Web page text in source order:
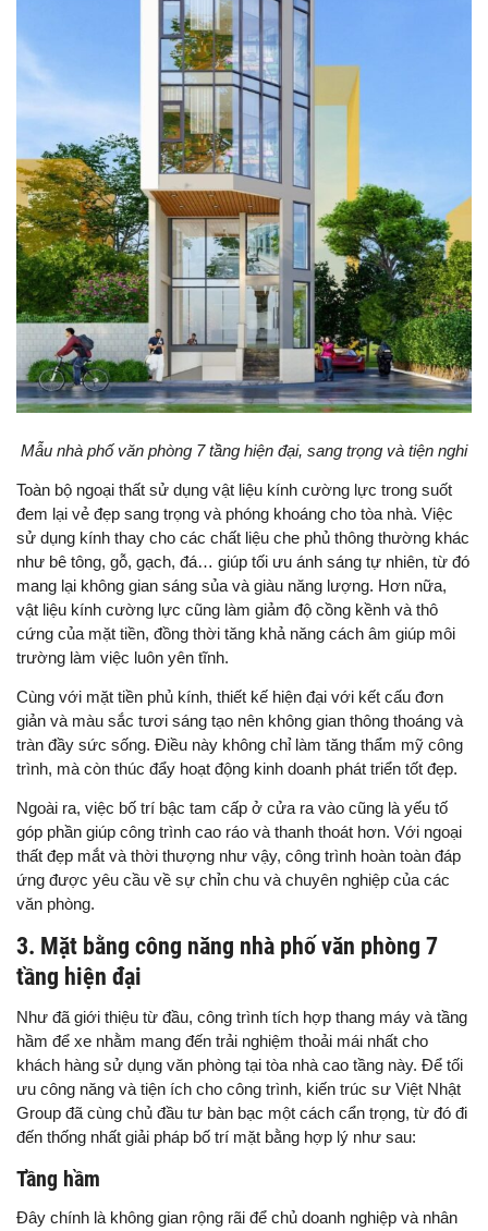
Mẫu nhà phố văn phòng 7 tầng hiện đại, sang trọng và tiện nghi
Toàn bộ ngoại thất sử dụng vật liệu kính cường lực trong suốt
đem lại vẻ đẹp sang trọng và phóng khoáng cho tòa nhà. Việc
sử dụng kính thay cho các chất liệu che phủ thông thường khác
như bê tông, gỗ, gạch, đá… giúp tối ưu ánh sáng tự nhiên, từ đó
mang lại không gian sáng sủa và giàu năng lượng. Hơn nữa,
vật liệu kính cường lực cũng làm giảm độ cồng kềnh và thô
cứng của mặt tiền, đồng thời tăng khả năng cách âm giúp môi
trường làm việc luôn yên tĩnh.
Cùng với mặt tiền phủ kính, thiết kế hiện đại với kết cấu đơn
giản và màu sắc tươi sáng tạo nên không gian thông thoáng và
tràn đầy sức sống. Điều này không chỉ làm tăng thẩm mỹ công
trình, mà còn thúc đẩy hoạt động kinh doanh phát triển tốt đẹp.
Ngoài ra, việc bố trí bậc tam cấp ở cửa ra vào cũng là yếu tố
góp phần giúp công trình cao ráo và thanh thoát hơn. Với ngoại
thất đẹp mắt và thời thượng như vậy, công trình hoàn toàn đáp
ứng được yêu cầu về sự chỉn chu và chuyên nghiệp của các
văn phòng.
3. Mặt bằng công năng nhà phố văn phòng 7
tầng hiện đại
Như đã giới thiệu từ đầu, công trình tích hợp thang máy và tầng
hầm để xe nhằm mang đến trải nghiệm thoải mái nhất cho
khách hàng sử dụng văn phòng tại tòa nhà cao tầng này. Để tối
ưu công năng và tiện ích cho công trình, kiến trúc sư Việt Nhật
Group đã cùng chủ đầu tư bàn bạc một cách cẩn trọng, từ đó đi
đến thống nhất giải pháp bố trí mặt bằng hợp lý như sau:
Tầng hầm
Đây chính là không gian rộng rãi để chủ doanh nghiệp và nhân